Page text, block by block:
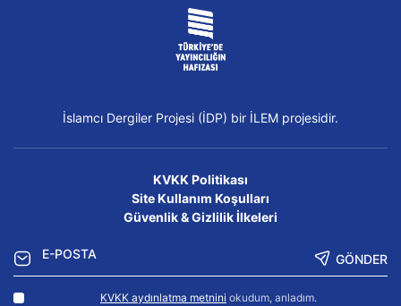
İslamcı Dergiler Projesi (İDP) bir İLEM projesidir.
KVKK Politikası
Site Kullanım Koşulları
Güvenlik & Gizlilik İlkeleri
GÖNDER
KVKK aydınlatma metnini okudum, anladım.